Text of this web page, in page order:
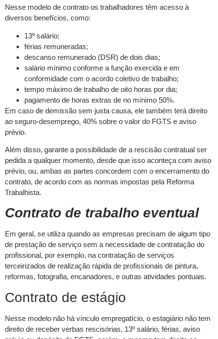
Nesse modelo de contrato os trabalhadores têm acesso à
diversos benefícios, como:
13º salário;
férias remuneradas;
descanso remunerado (DSR) de dois dias;
salário mínimo conforme a função exercida e em
conformidade com o acordo coletivo de trabalho;
tempo máximo de trabalho de oito horas por dia;
pagamento de horas extras de no mínimo 50%.
Em caso de demissão sem justa causa, ele também terá direito
ao seguro-desemprego, 40% sobre o valor do FGTS e aviso
prévio.
Além disso, garante a possibilidade de a rescisão contratual ser
pedida a qualquer momento, desde que isso aconteça com aviso
prévio, ou, ambas as partes concordem com o encerramento do
contrato, de acordo com as normas impostas pela Reforma
Trabalhista.
Contrato de trabalho eventual
Em geral, se utiliza quando as empresas precisam de algum tipo
de prestação de serviço sem a necessidade de contratação do
profissional, por exemplo, na contratação de serviços
terceirizados de realização rápida de profissionais de pintura,
reformas, fotografia, encanadores, e outras atividades pontuais.
Contrato de estágio
Nesse modelo não há vínculo empregatício, o estagiário não tem
direito de receber verbas rescisórias, 13º salário, férias, aviso